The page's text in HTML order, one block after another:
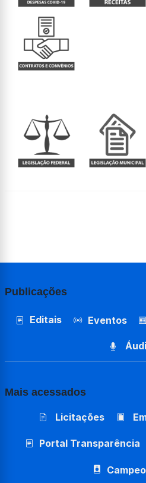
Publicações
Editais Eventos
Mais acessados
Licitações
Portal Transparência